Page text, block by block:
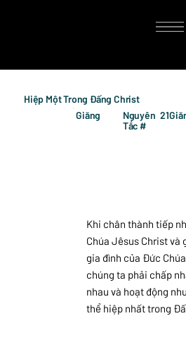
Hiệp Một Trong Đấng Christ
Giăng
Nguyên
Tắc #
21
Khi chân thành tiếp
Chúa Jêsus Christ và
gia đình của Đức
chúng ta phải chấp
nhau và hoạt động
thể hiệp nhất trong